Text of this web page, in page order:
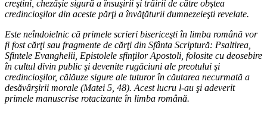
creştini, chezăşie sigură a însuşirii şi trăirii de către obştea
credincioşilor din aceste părţi a învăţăturii dumnezeieşti revelate.
Este neîndoielnic că primele scrieri bisericeşti în limba română vor
fi fost cărţi sau fragmente de cărţi din Sfânta Scriptură: Psaltirea,
Sfintele Evanghelii, Epistolele sfinţilor Apostoli, folosite cu deosebire
în cultul divin public şi devenite rugăciuni ale preotului şi
credincioşilor, călăuze sigure ale tuturor în căutarea necurmată a
desăvârşirii morale (Matei 5, 48). Acest lucru l-au şi adeverit
primele manuscrise rotacizante în limba română.